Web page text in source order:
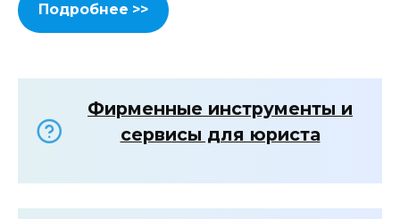
Подробнее >>
Фирменные инструменты и
сервисы для юриста